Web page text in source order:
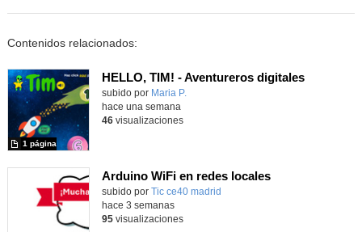
Contenidos relacionados:
HELLO, TIM! - Aventureros digitales
Contenido educativo.
subido por Maria P.
1 página
hace una semana
46visualizaciones
Arduino WiFi en redes locales
Contenido educativo.
subido por Tic ce40 madrid
hace 3 semanas
95visualizaciones